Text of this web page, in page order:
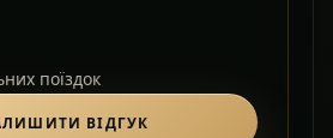
поїздок
ВІДГУК